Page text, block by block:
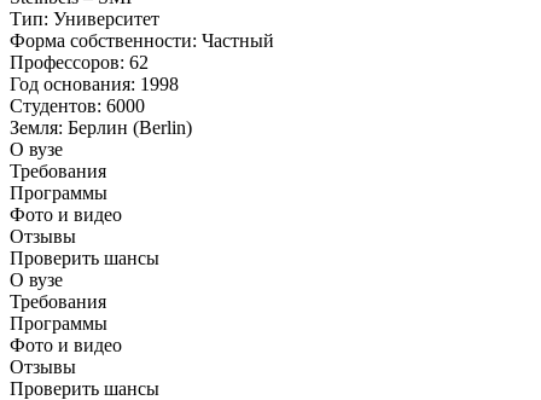
Тип: Университет
Форма собственности: Частный
Профессоров: 62
Год основания: 1998
Студентов: 6000
Земля: Берлин (Berlin)
О вузе
Требования
Программы
Фото и видео
Отзывы
Проверить шансы
О вузе
Требования
Программы
Фото и видео
Отзывы
Проверить шансы